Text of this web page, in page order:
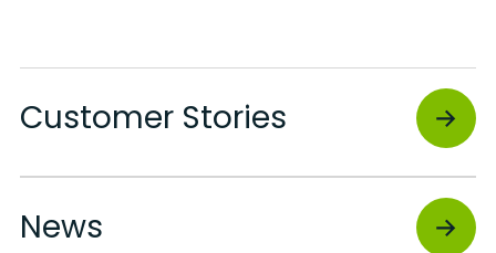
Customer Stories
News